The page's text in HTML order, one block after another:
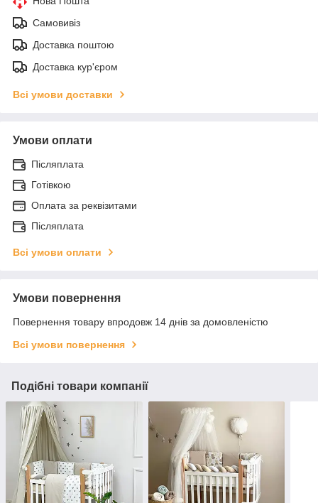
Самовивіз
Доставка поштою
Доставка кур'єром
Всі умови доставки
Умови оплати
Післяплата
Готівкою
Оплата за реквізитами
Післяплата
Всі умови оплати
Умови повернення
Повернення товару впродовж 14 днів за домовленістю
Всі умови повернення
Подібні товари компанії